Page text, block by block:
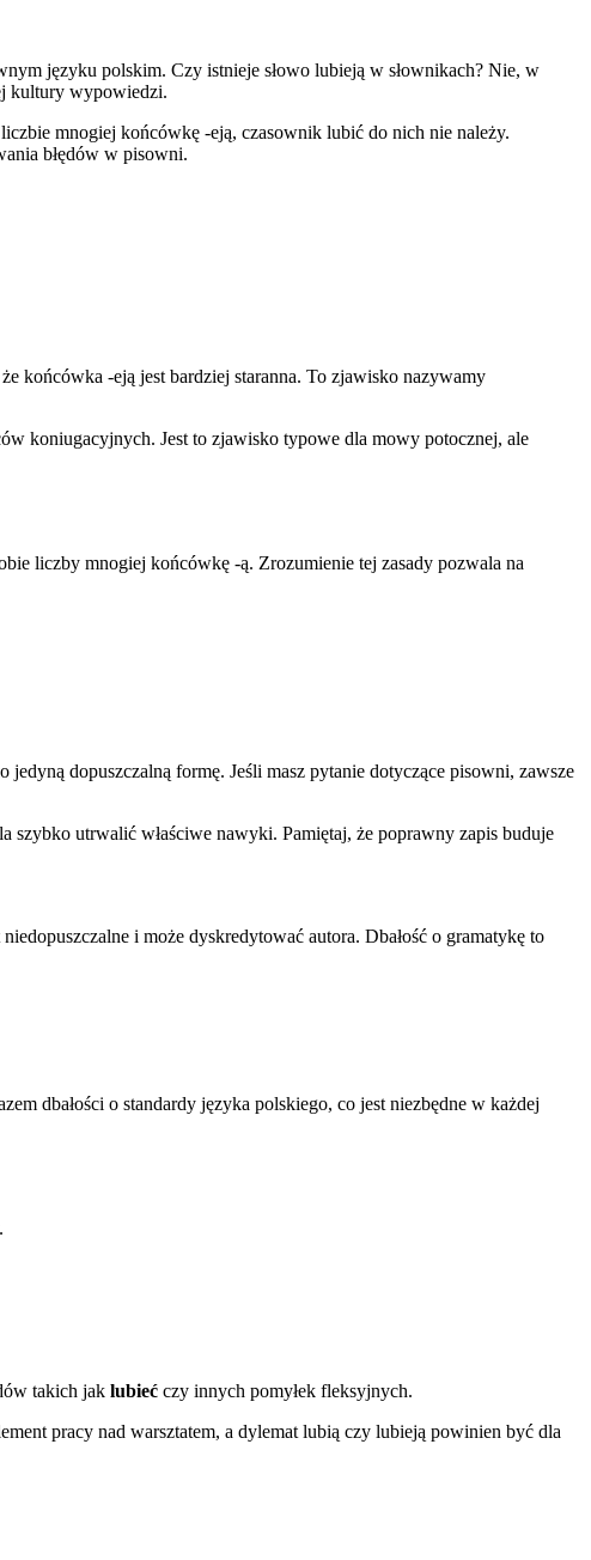
języku polskim. Czy istnieje słowo lubieją w słownikach? Nie, w
kultury wypowiedzi.
mnogiej końcówkę -eją, czasownik lubić do nich nie należy.
błędów w pisowni.
końcówka -eją jest bardziej staranna. To zjawisko nazywamy
koniugacyjnych. Jest to zjawisko typowe dla mowy potocznej, ale
liczby mnogiej końcówkę -ą. Zrozumienie tej zasady pozwala na
jedyną dopuszczalną formę. Jeśli masz pytanie dotyczące pisowni, zawsze
szybko utrwalić właściwe nawyki. Pamiętaj, że poprawny zapis buduje
i może dyskredytować autora. Dbałość o gramatykę to
dbałości o standardy języka polskiego, co jest niezbędne w każdej
takich jak lubieć czy innych pomyłek fleksyjnych.
pracy nad warsztatem, a dylemat lubią czy lubieją powinien być dla